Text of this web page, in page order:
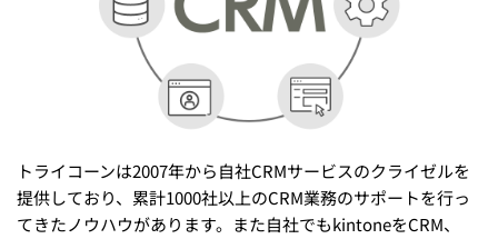
トライコーンは2007年から自社CRMサービスのクライゼルを
提供しており、累計1000社以上のCRM業務のサポートを行っ
てきたノウハウがあります。また自社でもkintoneをCRM、